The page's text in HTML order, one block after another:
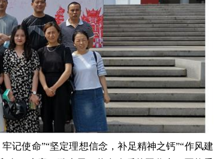
使命”“坚定理想信念，补足精神之钙”“作风建